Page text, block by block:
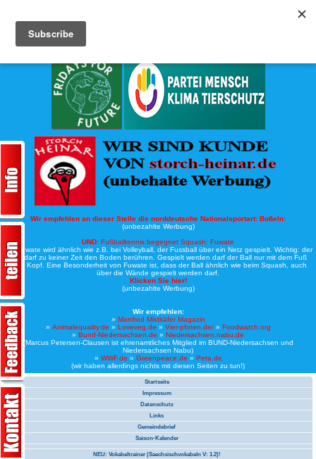
Wir empfehlen an dieser Stelle die norddeutsche Nationalsportart: Boßeln:
(unbezahlte Werbung)
UND: Fußballtennis begegnet Squash: Fuwate
Bei Fuwate wird ähnlich wie z.B. bei Volleyball, der Fussball über ein Netz gespielt. Wichtig: der
Ball darf zu keiner Zeit den Boden berühren. Gespielt werden darf der Ball nur mit dem Fuß
oder Kopf. Eine Besonderheit von Fuwate ist, dass der Ball ähnlich wie beim Squash, auch
über die Wände gespielt werden darf.
Klicken Sie hier!
(unbezahlte Werbung)
Wir empfehlen:
» Manfred Mistkäfer Magazin
» Animalequality.de » Loveveg.de » Vier-pfoten.de/» Foodwatch.org
» Bund-Niedersachsen.de » Niedersachsen.nabu.de
(Marcus Petersen-Clausen ist ehrenamtliches Mitglied im BUND-Niedersachsen und
Niedersachsen Nabu)
» WWF.de » Greenpeace.de » Peta.de
(wir haben allerdings nichts mit diesen Seiten zu tun!)
Startseite
Impressum
Datenschutz
Links
Gemeindebrief
Saison-Kalender
NEU: Vokabeltrainer (Saechsischvokabeln V: 1.2)!